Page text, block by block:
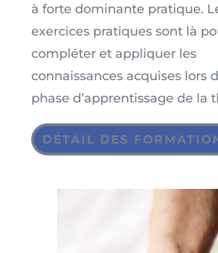
à forte dominante pratique.
exercices pratiques sont là
compléter et appliquer les
connaissances acquises lors
phase d’apprentissage de la
DÉTAIL DES